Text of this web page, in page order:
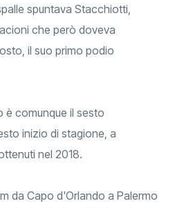
spuntava Stacchiotti,
che però doveva
il suo primo podio
è comunque il sesto
inizio di stagione, a
nel 2018.
da Capo d'Orlando a Palermo